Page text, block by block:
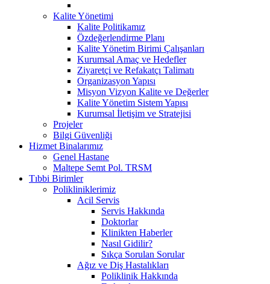
Kalite Yönetimi
Kalite Politikamız
Özdeğerlendirme Planı
Kalite Yönetim Birimi Çalışanları
Kurumsal Amaç ve Hedefler
Ziyaretçi ve Refakatçı Talimatı
Organizasyon Yapısı
Misyon Vizyon Kalite ve Değerler
Kalite Yönetim Sistem Yapısı
Kurumsal İletişim ve Stratejisi
Projeler
Bilgi Güvenliği
Hizmet Binalarımız
Genel Hastane
Maltepe Semt Pol. TRSM
Tıbbi Birimler
Polikliniklerimiz
Acil Servis
Servis Hakkında
Doktorlar
Klinikten Haberler
Nasıl Gidilir?
Sıkça Sorulan Sorular
Ağız ve Diş Hastalıkları
Poliklinik Hakkında